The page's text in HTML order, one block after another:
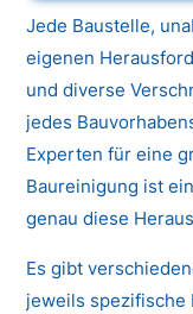
Jede Baustelle,
eigenen
und diverse
jedes
Experten für eine
Baureinigung ist
genau diese
Es gibt
jeweils spezifische